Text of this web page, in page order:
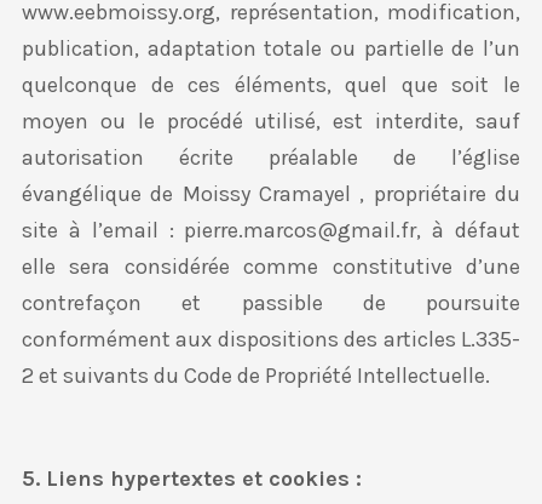
www.eebmoissy.org, représentation, modification,
publication, adaptation totale ou partielle de l’un
quelconque de ces éléments, quel que soit le
moyen ou le procédé utilisé, est interdite, sauf
autorisation écrite préalable de l’église
évangélique de Moissy Cramayel , propriétaire du
site à l’email : pierre.marcos@gmail.fr, à défaut
elle sera considérée comme constitutive d’une
contrefaçon et passible de poursuite
conformément aux dispositions des articles L.335-
2 et suivants du Code de Propriété Intellectuelle.
5. Liens hypertextes et cookies :